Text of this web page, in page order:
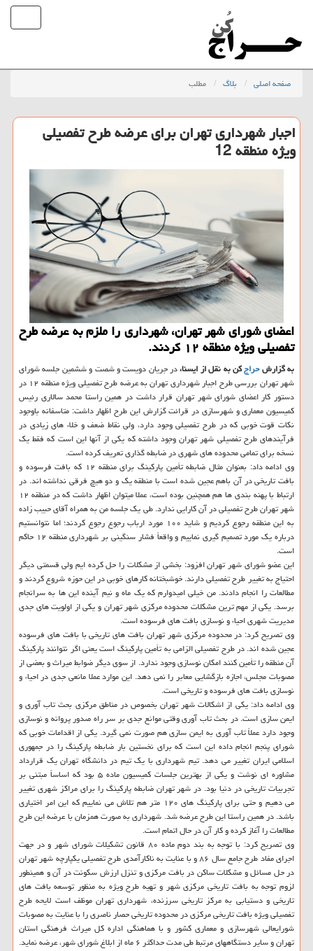
صفحه اصلی بلاگ مطلب
اجبار شهرداری تهران برای عرضه طرح تفصیلی
ویژه منطقه 12
اعضای شورای شهر تهران، شهرداری را ملزم به عرضه طرح
تفصیلی ویژه منطقه ۱۲ کردند.
به گزارشحراجکن به نقل از ایسنا،در جریان دویست و شصت و ششمین جلسه شورای
شهر تهران بررسی طرح اجبار شهرداری تهران به عرضه طرح تفصیلی ویژه منطقه ۱۲ در
دستور کار اعضای شورای شهر تهران قرار داشت در همین راستا محمد سالاری رئیس
کمیسیون معماری و شهرسازی در قرائت گزارش این طرح اظهار داشت: متاسفانه باوجود
نکات قوت خوبی که در طرح تفصیلی وجود دارد، ولی نقاط ضعف و خلاء های زیادی در
فرآیندهای طرح تفصیلی شهر تهران وجود داشته که یکی از آنها این است که فقط یک
نسخه برای تمامی محدوده های شهری در ضابطه گذاری تعریف کرده است.
وی ادامه داد: بعنوان مثال ضابطه تأمین پارکینگ برای منطقه ۱۲ که بافت فرسوده و
بافت تاریخی در آن باهم عجین شده است با منطقه یک و دو هیچ فرقی نداشته اند. در
ارتباط با پهنه بندی ها هم همچنین بوده است، عملا میتوان اظهار داشت که در منطقه ۱۲
شهر تهران طرح تفصیلی در آن کارایی ندارد. طی یک جلسه من به همراه آقای حبیب زاده
به این منطقه رجوع کردیم و شاید ۱۰۰ مورد ارباب رجوع رجوع کردند؛ اما نتوانستیم
درباره یک مورد تصمیم گیری نماییم و واقعاً فشار سنگینی بر شهرداری منطقه ۱۲ حاکم
است.
این عضو شورای شهر تهران افزود: بخشی از مشکلات را حل کرده ایم ولی قسمتی دیگر
احتیاج به تغییر طرح تفصیلی دارند. خوشبختانه کارهای خوبی در این حوزه شروع کردند و
مطالعات را انجام دادند. من خیلی امیدوارم که یک ماه و نیم آینده این ها به سرانجام
برسد. یکی از مهم ترین مشکلات محدوده مرکزی شهر تهران و یکی از اولویت های جدی
مدیریت شهری احیاء و نوسازی بافت های فرسوده است.
وی تصریح کرد: در محدوده مرکزی شهر تهران بافت های تاریخی با بافت های فرسوده
عجین شده اند. در طرح تفصیلی الزامی به تأمین پارکینگ است یعنی اگر نتوانند پارکینگ
آن منطقه را تأمین کنند امکان نوسازی وجود ندارد. از سوی دیگر ضوابط میراث و بعضی از
مصوبات مجلس، اجازه بازگشایی معابر را نمی دهد. این موارد عملا مانعی جدی در احیاء و
نوسازی بافت های فرسوده و تاریخی است.
وی ادامه داد: یکی از اشکالات شهر تهران بخصوص در مناطق مرکزی بحث تاب آوری و
ایمن سازی است. در بحث تاب آوری وقتی موانع جدی بر سر راه صدور پروانه و نوسازی
وجود دارد عملاً تاب آوری به ایمن سازی هم صورت نمی گیرد. یکی از اقدامات خوبی که
شورای پنجم انجام داده این است که برای نخستین بار ضابطه پارکینگ را در جمهوری
اسلامی ایران تغییر می دهد. تیم شهرداری با یک تیم در دانشگاه تهران یک قرارداد
مشاوره ای نوشت و یکی از بهترین جلسات کمیسیون ماده ۵ بود که اساساً مبتنی بر
تجربیات تاریخی در دنیا بود. در شهر تهران ضابطه پارکینگ را برای مراکز شهری تغییر
می دهیم و حتی برای پارکینگ های ۱۲۰ متر هم تلاش می نماییم که این امر اختیاری
باشد. در همین راستا این طرح عرضه شد. شهرداری به صورت همزمان با عرضه این طرح
مطالعات را آغاز کرده و کار آن در حال اتمام است.
وی تصریح کرد: با توجه به بند دوم ماده ۸۰ قانون تشکیلات شورای شهر و در جهت
اجرای مفاد طرح جامع سال ۸۶ و با عنایت به ناکارآمدی طرح تفصیلی یکپارچه شهر تهران
در حل مسائل و مشکلات ساکن در بافت مرکزی و تنزل ارزش سکونت در آن و همینطور
لزوم توجه به بافت تاریخی مرکزی شهر و تهیه طرح ویژه به منظور توسعه بافت های
تاریخی و دستیابی به مرکز تاریخی سرزنده، شهرداری تهران موظف است لایحه طرح
تفصیلی ویژه بافت تاریخی مرکزی در محدوده تاریخی حصار ناصری را با عنایت به مصوبات
شورایعالی شهرسازی و معماری کشور و با هماهنگی اداره کل میراث فرهنگی استان
تهران و سایر دستگاههای مرتبط طی مدت حداکثر ۶ ماه از ابلاغ شورای شهر، عرضه نماید.